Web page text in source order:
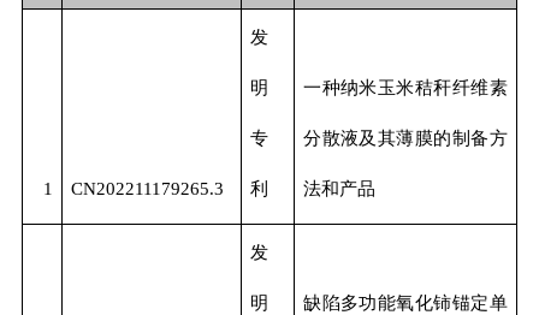
1 CN202211179265.3
发
明
专
利
一种纳米玉米秸秆纤维素
分散液及其薄膜的制备方
法和产品
发
明 缺陷多功能氧化铈锚定单